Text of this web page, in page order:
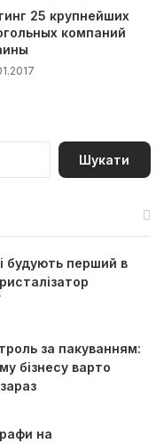
25 крупнейших
компаний
П
будують перший в
за пакуванням:
бізнесу варто
на